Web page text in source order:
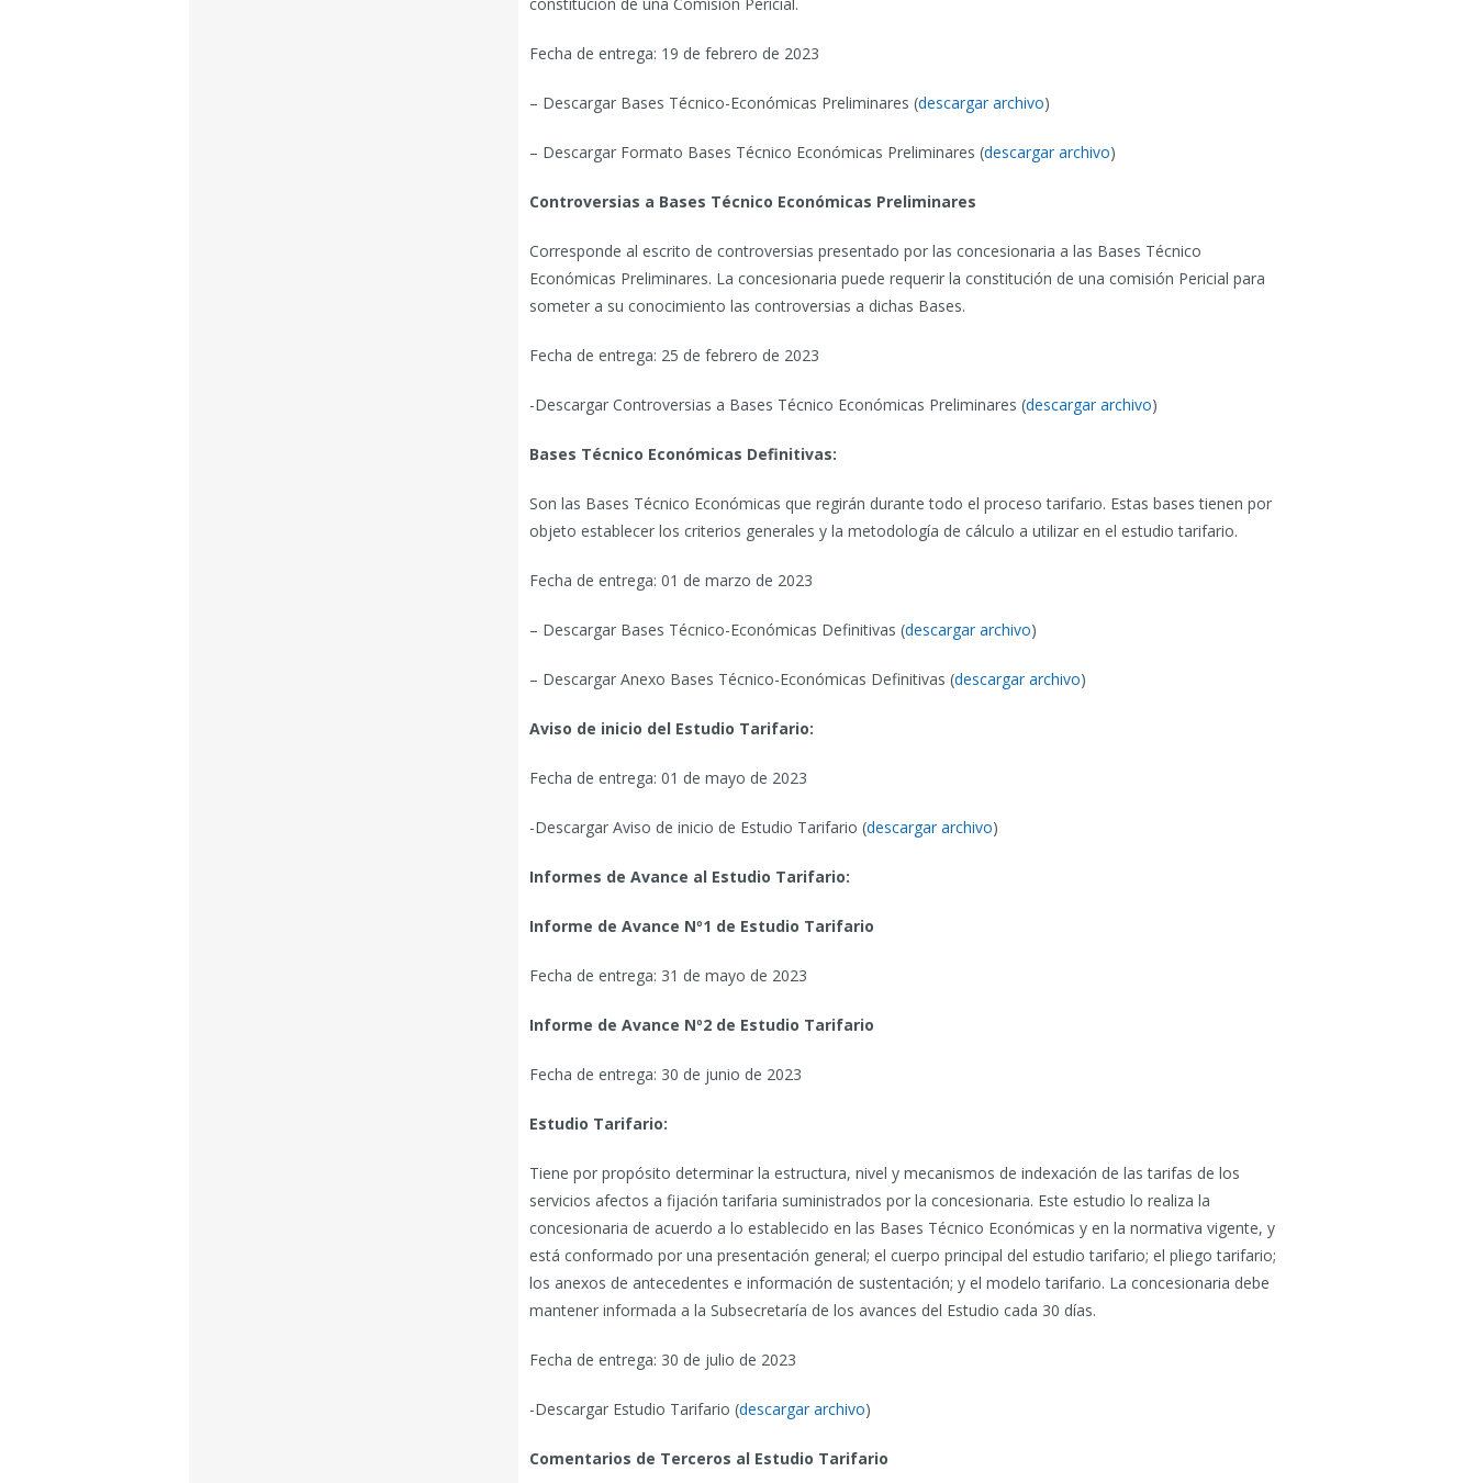
Fecha de entrega: 19 de febrero de 2023
– Descargar Bases Técnico-Económicas Preliminares (descargar archivo)
– Descargar Formato Bases Técnico Económicas Preliminares (descargar archivo)
Controversias a Bases Técnico Económicas Preliminares
Corresponde al escrito de controversias presentado por las concesionaria a las Bases Técnico
Económicas Preliminares. La concesionaria puede requerir la constitución de una comisión Pericial para
someter a su conocimiento las controversias a dichas Bases.
Fecha de entrega: 25 de febrero de 2023
-Descargar Controversias a Bases Técnico Económicas Preliminares (descargar archivo)
Bases Técnico Económicas Definitivas:
Son las Bases Técnico Económicas que regirán durante todo el proceso tarifario. Estas bases tienen por
objeto establecer los criterios generales y la metodología de cálculo a utilizar en el estudio tarifario.
Fecha de entrega: 01 de marzo de 2023
– Descargar Bases Técnico-Económicas Definitivas (descargar archivo)
– Descargar Anexo Bases Técnico-Económicas Definitivas (descargar archivo)
Aviso de inicio del Estudio Tarifario:
Fecha de entrega: 01 de mayo de 2023
-Descargar Aviso de inicio de Estudio Tarifario (descargar archivo)
Informes de Avance al Estudio Tarifario:
Informe de Avance Nº1 de Estudio Tarifario
Fecha de entrega: 31 de mayo de 2023
Informe de Avance Nº2 de Estudio Tarifario
Fecha de entrega: 30 de junio de 2023
Estudio Tarifario:
Tiene por propósito determinar la estructura, nivel y mecanismos de indexación de las tarifas de los
servicios afectos a fijación tarifaria suministrados por la concesionaria. Este estudio lo realiza la
concesionaria de acuerdo a lo establecido en las Bases Técnico Económicas y en la normativa vigente, y
está conformado por una presentación general; el cuerpo principal del estudio tarifario; el pliego tarifario;
los anexos de antecedentes e información de sustentación; y el modelo tarifario. La concesionaria debe
mantener informada a la Subsecretaría de los avances del Estudio cada 30 días.
Fecha de entrega: 30 de julio de 2023
-Descargar Estudio Tarifario (descargar archivo)
Comentarios de Terceros al Estudio Tarifario